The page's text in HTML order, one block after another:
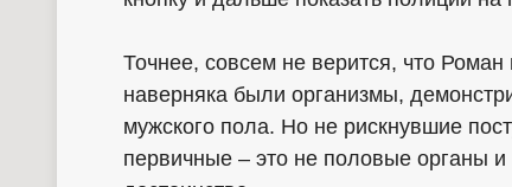
Точнее, совсем не верится, что
наверняка были организмы,
мужского пола. Но не рискнувшие
первичные – это не половые органы и